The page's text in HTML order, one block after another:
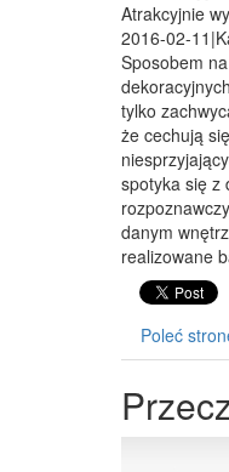
Atrakcyjnie
2016-02-11 |
Sposobem
tylko
że cechują
spotyka się z
danym
realizowane
Poleć